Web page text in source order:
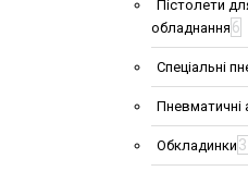
Пістолети
обладнання 6
Спеціальні
Пневматичні
Обкладинки